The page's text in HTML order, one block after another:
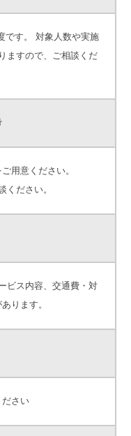
です。 対象人数や実施
ますので、ご相談くだ
用意ください。
ください。
ビス内容、交通費・対
ります。
ださい